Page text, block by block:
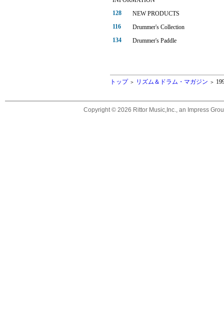
128
NEW PRODUCTS
116
Drummer's Collection
134
Drummer's Paddle
トップ ＞ リズム＆ドラム・マガジン ＞
Copyright © 2026 Rittor Music,Inc., an Impress